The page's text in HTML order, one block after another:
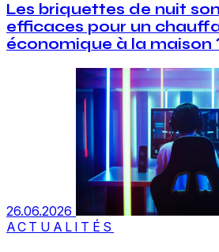
Les briquettes de nuit
efficaces pour un
économique à la maison
26.06.2026
ACTUALITÉS